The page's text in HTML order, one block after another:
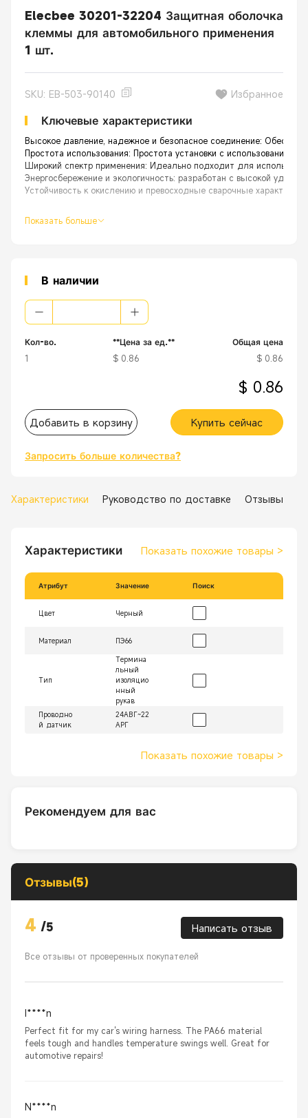
Elecbee 30201-32204 Защитная оболочка
клеммы для автомобильного применения
1 шт.
SKU: EB-503-90140 Избранное
Ключевые характеристики
Высокое давление, надежное и безопасное соединение:
Простота использования: Простота установки с использованием
Широкий спектр применения: Идеально подходит для
Энергосбережение и экологичность: разработан с высокой
Устойчивость к окислению и превосходные сварочные
Показать больше
В наличии
Кол-во.
1
**Цена за ед.**
$ 0.86
Общая цена
$ 0.86
$ 0.86
Добавить в корзину Купить сейчас
Запросить больше количества?
Характеристики Руководство по доставке Отзывы
Характеристики Показать похожие товары >
Атрибут Значение Поиск
Цвет Черный
Материал ПЭ66
Тип
Термина
льный
изоляцио
нный
рукав
Проводно
й датчик
24АВГ~22
АРГ
Показать похожие товары >
Рекомендуем для вас
Отзывы(5)
4 /5 Написать отзыв
Все отзывы от проверенных покупателей
I****n
Perfect fit for my car's wiring harness. The PA66 material
feels tough and handles temperature swings well. Great for
automotive repairs!
N****n